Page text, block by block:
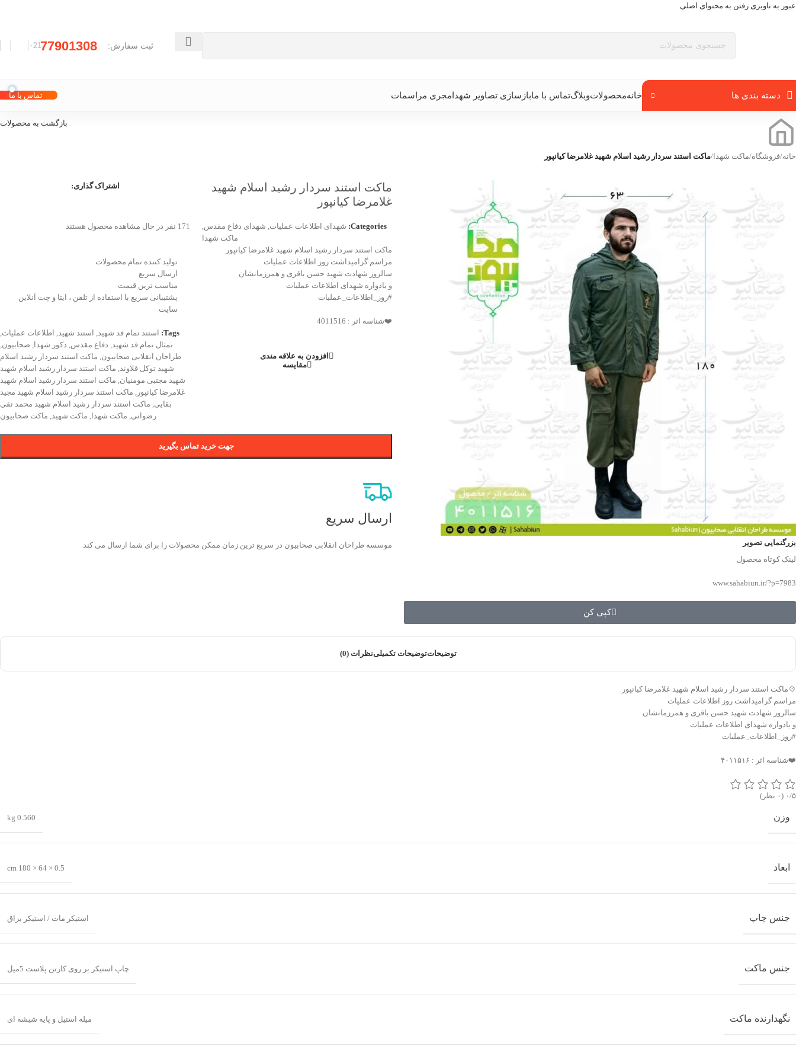
عبور به ناوبری رفتن به محتوای اصلی
ثبت سفارش: 77901308
-۰21
دسته بندی ها خانهمحصولاتوبلاگتماس با مابازسازی تصاویر شهدامجری مراسمات تماس با ما
خانه/فروشگاه/ماکت شهدا /ماکت استند سردار رشید اسلام شهید غلامرضا کیانپور
بازگشت به محصولات
بزرگنمایی تصویر
لینک کوتاه محصول
www.sahabiun.ir/?p=7983
کپی کن
ماکت استند سردار رشید اسلام شهید
غلامرضا کیانپور
اشتراک گذاری:
Categories: شهدای اطلاعات عملیات, شهدای دفاع مقدس,
ماکت شهدا
ماکت استند سردار رشید اسلام شهید غلامرضا کیانپور
مراسم گرامیداشت روز اطلاعات عملیات
سالروز شهادت شهید حسن باقری و همرزمانشان
و یادواره شهدای اطلاعات عملیات
#روز_اطلاعات_عملیات
❤️شناسه اثر : 4011516
افزودن به علاقه مندی
مقایسه
171 نفر در حال مشاهده محصول هستند
تولید کننده تمام محصولات
ارسال سریع
مناسب ترین قیمت
پشتیبانی سریع با استفاده از تلفن ، ایتا و چت آنلاین
سایت
Tags: استند تمام قد شهید, استند شهید, اطلاعات عملیات,
تمثال تمام قد شهید, دفاع مقدس, دکور شهدا , صحابیون,
طراحان انقلابی صحابیون, ماکت استند سردار رشید اسلام
شهید توکل قلاوند, ماکت استند سردار رشید اسلام شهید
شهید مجتبی مومنیان, ماکت استند سردار رشید اسلام شهید
غلامرضا کیانپور , ماکت استند سردار رشید اسلام شهید مجید
بقایی, ماکت استند سردار رشید اسلام شهید محمد تقی
رضوانی, ماکت شهدا , ماکت شهید, ماکت صحابیون
جهت خرید تماس بگیرید
ارسال سریع
موسسه طراحان انقلابی صحابیون در سریع ترین زمان ممکن محصولات را برای شما ارسال می کند
توضیحاتتوضیحات تکمیلینظرات (0)
💠ماکت استند سردار رشید اسلام شهید غلامرضا کیانپور
مراسم گرامیداشت روز اطلاعات عملیات
سالروز شهادت شهید حسن باقری و همرزمانشان
و یادواره شهدای اطلاعات عملیات
#روز_اطلاعات_عملیات
❤️شناسه اثر : ۴۰۱۱۵۱۶
‫۰/۵ ‫(۰ نظر)
وزن 0.560 kg
ابعاد 0.5 × 64 × 180 cm
جنس چاپ استیکر مات / استیکر براق
جنس ماکت چاپ استیکر بر روی کارتن پلاست 5میل
نگهدارنده ماکت میله استیل و پایه شیشه ای